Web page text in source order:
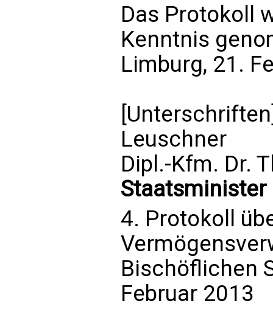
Das Protokoll
Kenntnis
Limburg, 21.
Leuschner
Dipl.-Kfm. Dr.
Staatsminister
4. Protokoll
Bischöflichen
Februar 2013